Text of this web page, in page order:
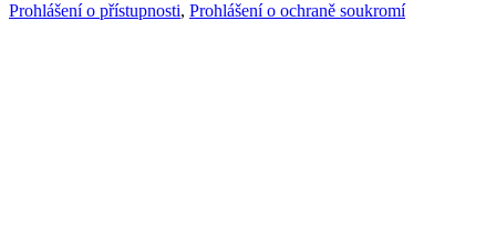
Prohlášení o přístupnosti, Prohlášení o ochraně soukromí